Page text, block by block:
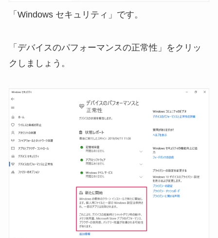
「Windows セキュリティ」です。
「デバイスのパフォーマンスの正常性」をクリッ
クしましょう。